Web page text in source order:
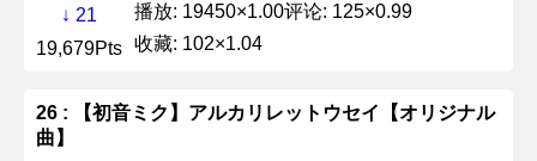
↓ 21
19,679Pts
播放: 19450×1.00评论: 125×0.99
收藏: 102×1.04
26 : 【初音ミク】アルカリレットウセイ【オリジナル
曲】